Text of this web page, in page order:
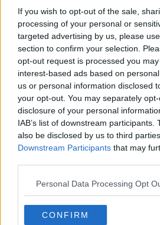
If you wish to opt-out of the sale,
processing of your personal or
targeted advertising by us, please
section to confirm your selection.
opt-out request is processed you
interest-based ads based on
us or personal information disclosed
your opt-out. You may separately
disclosure of your personal
IAB’s list of downstream participants.
also be disclosed by us to third
Downstream Participants that may
Personal Data Processing Opt
CONFIRM
spiega il Comandante del Reparto
Livorno. I corsi appena terminati sono
la sicurezza sui luoghi di lavoro e a
primo soccorso negli approdi a più